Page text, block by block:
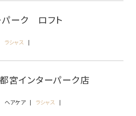
パーク ロフト
ラシャス
宮インターパーク店
ヘアケア ラシャス